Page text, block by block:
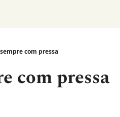
sempre com pressa
com pressa